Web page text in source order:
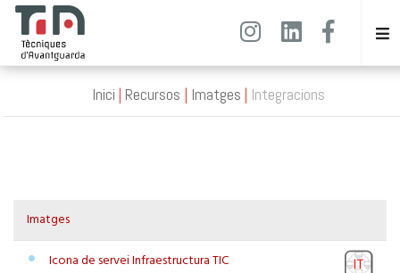
Inici Recursos Imatges Integracions
Imatges
Icona de servei Infraestructura TIC